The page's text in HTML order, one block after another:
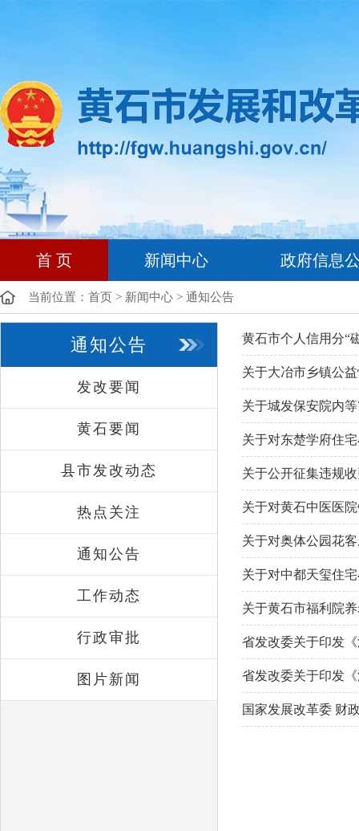
首 页 新闻中心 政府信息
当前位置： 首页 > 新闻中心 > 通知公告
通知公告
发改要闻
黄石要闻
县市发改动态
热点关注
通知公告
工作动态
行政审批
图片新闻
黄石市个人信用分“
关于大冶市乡镇公
关于城发保安院内
关于对东楚学府住
关于公开征集违规
关于对黄石中医医
关于对奥体公园花
关于对中都天玺住
关于黄石市福利院
省发改委关于印发
省发改委关于印发
国家发展改革委 财